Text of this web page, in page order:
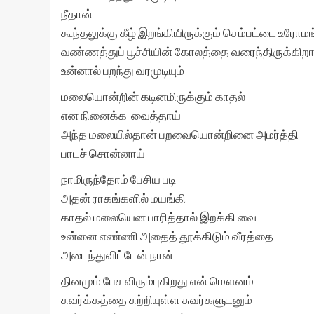
நீதான்
கூந்தலுக்கு கீழ் இறங்கியிருக்கும் செம்பட்டை
வண்ணத்துப் பூச்சியின் கோலத்தை
உன்னால் பறந்து வரமுடியும்
மலையொன்றின் கடினமிருக்கும் காதல்
என நினைக்க வைத்தாய்
அந்த மலையில்தான் பறவையொன்றினை அமர்த்தி
பாடச் சொன்னாய்
நாமிருந்தோம் பேசிய படி
அதன் ராகங்களில் மயங்கி
காதல் மலையென பாரித்தால் இறக்கி வை
உன்னை எண்ணி அதைத் தூக்கிடும் வீரத்தை
அடைந்துவிட்டேன் நான்
தினமும் பேச விரும்புகிறது என் மௌனம்
சுவர்க்கத்தை சுற்றியுள்ள சுவர்களுடனும்